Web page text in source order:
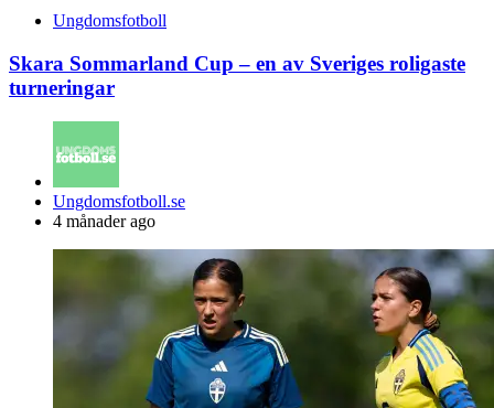
Ungdomsfotboll
Skara Sommarland Cup – en av Sveriges roligaste
turneringar
Posted
by
Ungdomsfotboll.se
4 månader ago